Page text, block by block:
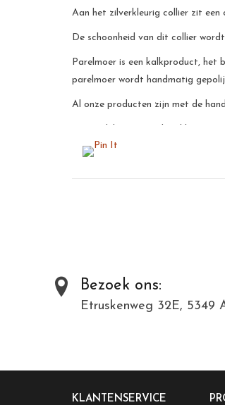
Aan het zilverkleurig collier zit een
De schoonheid van dit collier
Parelmoer is een kalkproduct,
parelmoer wordt handmatig
Al onze producten zijn met de
Bezoek ons:
Etruskenweg 32E, 5349
KLANTENSERVICE